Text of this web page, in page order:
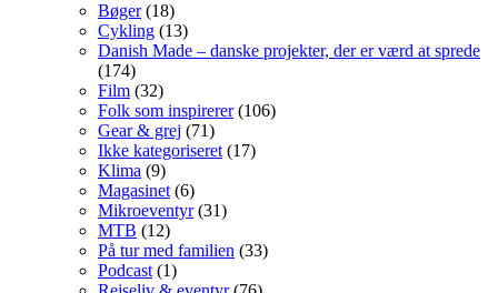
Bøger(18)
Cykling (13)
Danish Made – danske projekter, der er værd at sprede
(174)
Film (32)
Folk som inspirerer(106)
Gear & grej (71)
Ikke kategoriseret (17)
Klima (9)
Magasinet (6)
Mikroeventyr(31)
MTB (12)
På tur med familien (33)
Podcast (1)